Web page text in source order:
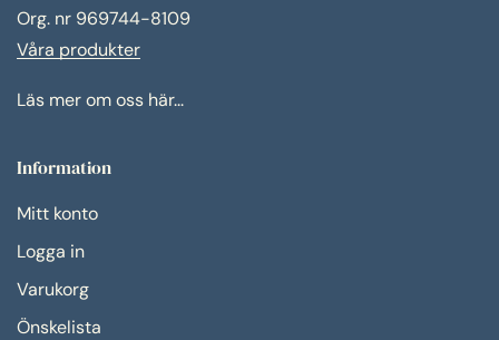
Org. nr 969744-8109
Våra produkter
Läs mer om oss här...
Information
Mitt konto
Logga in
Varukorg
Önskelista